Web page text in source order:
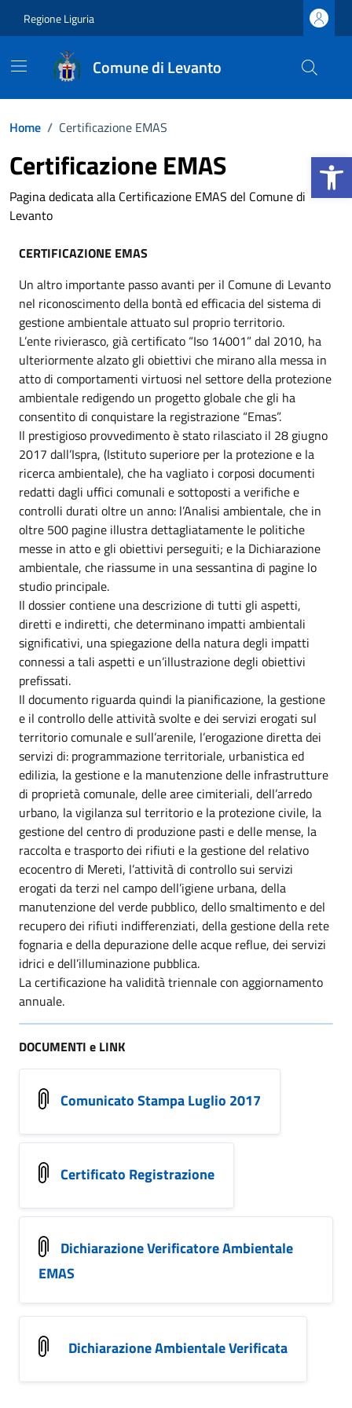
Apri la
Regione Liguria
Comune di Levanto
Home / Certificazione EMAS
Certificazione EMAS
Pagina dedicata alla Certificazione EMAS del Comune di
Levanto
CERTIFICAZIONE EMAS
Un altro importante passo avanti per il Comune di Levanto
nel riconoscimento della bontà ed efficacia del sistema di
gestione ambientale attuato sul proprio territorio.
L’ente rivierasco, già certificato “Iso 14001” dal 2010, ha
ulteriormente alzato gli obiettivi che mirano alla messa in
atto di comportamenti virtuosi nel settore della protezione
ambientale redigendo un progetto globale che gli ha
consentito di conquistare la registrazione “Emas”.
Il prestigioso provvedimento è stato rilasciato il 28 giugno
2017 dall’Ispra, (Istituto superiore per la protezione e la
ricerca ambientale), che ha vagliato i corposi documenti
redatti dagli uffici comunali e sottoposti a verifiche e
controlli durati oltre un anno: l’Analisi ambientale, che in
oltre 500 pagine illustra dettagliatamente le politiche
messe in atto e gli obiettivi perseguiti; e la Dichiarazione
ambientale, che riassume in una sessantina di pagine lo
studio principale.
Il dossier contiene una descrizione di tutti gli aspetti,
diretti e indiretti, che determinano impatti ambientali
significativi, una spiegazione della natura degli impatti
connessi a tali aspetti e un’illustrazione degli obiettivi
prefissati.
Il documento riguarda quindi la pianificazione, la gestione
e il controllo delle attività svolte e dei servizi erogati sul
territorio comunale e sull’arenile, l’erogazione diretta dei
servizi di: programmazione territoriale, urbanistica ed
edilizia, la gestione e la manutenzione delle infrastrutture
di proprietà comunale, delle aree cimiteriali, dell’arredo
urbano, la vigilanza sul territorio e la protezione civile, la
gestione del centro di produzione pasti e delle mense, la
raccolta e trasporto dei rifiuti e la gestione del relativo
ecocentro di Mereti, l’attività di controllo sui servizi
erogati da terzi nel campo dell’igiene urbana, della
manutenzione del verde pubblico, dello smaltimento e del
recupero dei rifiuti indifferenziati, della gestione della rete
fognaria e della depurazione delle acque reflue, dei servizi
idrici e dell’illuminazione pubblica.
La certificazione ha validità triennale con aggiornamento
annuale.
DOCUMENTI e LINK
Comunicato Stampa Luglio 2017
Certificato Registrazione
Dichiarazione Verificatore Ambientale
EMAS
Dichiarazione Ambientale Verificata